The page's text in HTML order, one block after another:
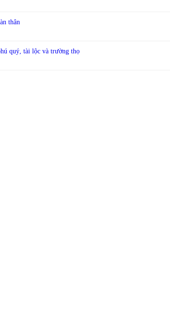
thân
quý, tài lộc và trường thọ